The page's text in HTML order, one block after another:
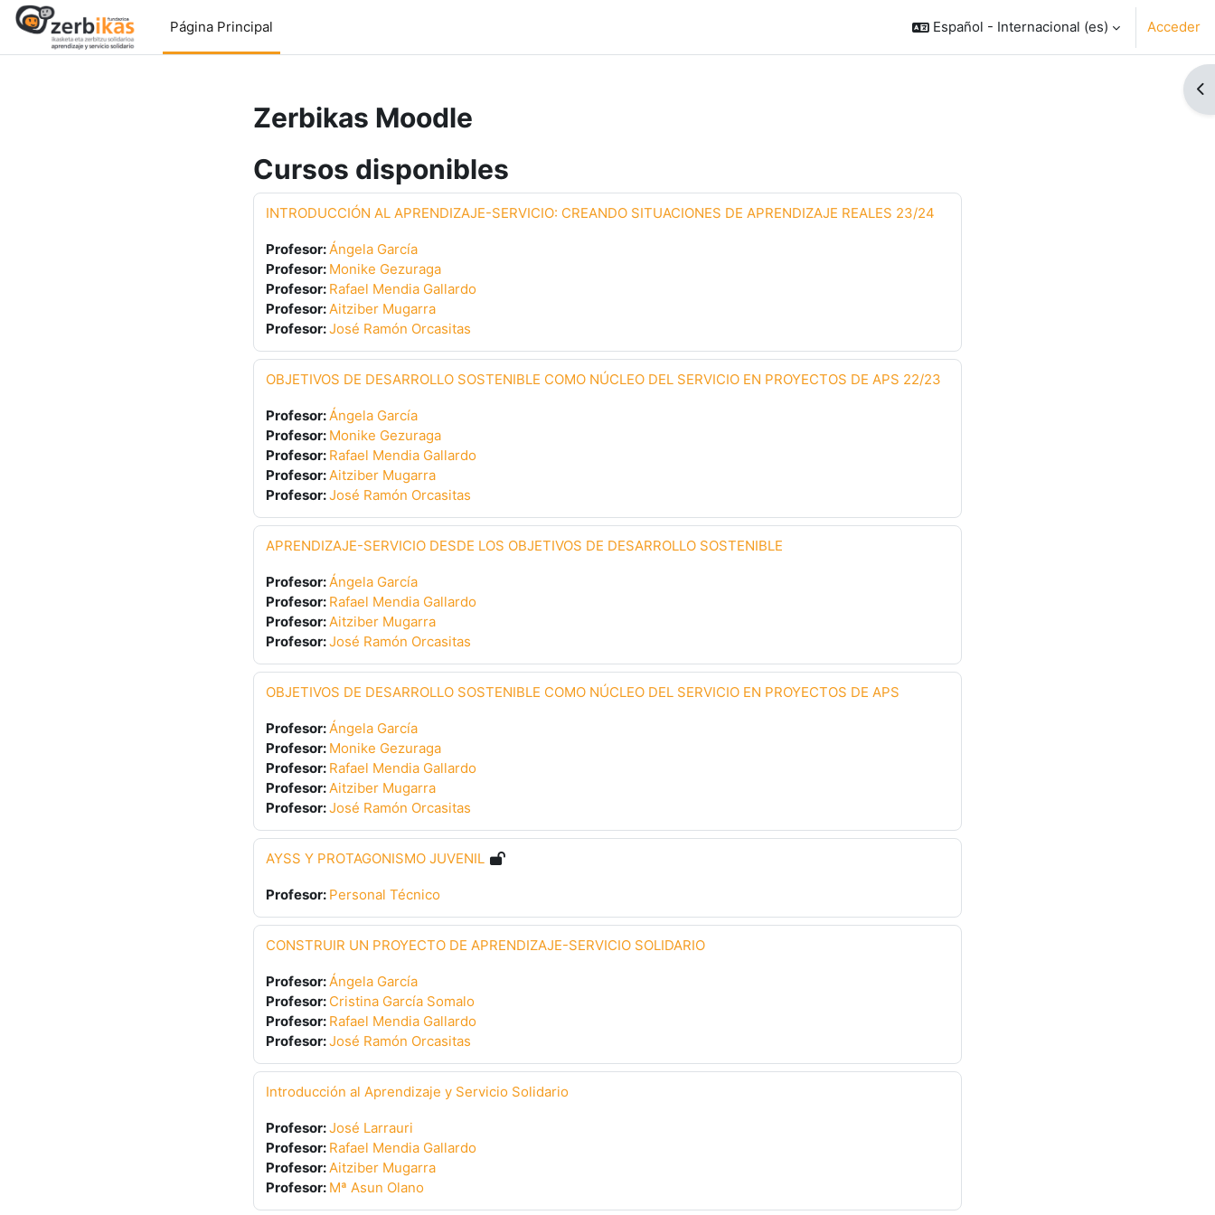
Salta al contenido principal
Página Principal
Español - Internacional ‎(es)‎ Acceder
Zerbikas Moodle
Cursos disponibles
INTRODUCCIÓN AL APRENDIZAJE-SERVICIO: CREANDO SITUACIONES DE APRENDIZAJE REALES 23/24
Profesor:Ángela García
Profesor: Monike Gezuraga
Profesor: Rafael Mendia Gallardo
Profesor:Aitziber Mugarra
Profesor:José Ramón Orcasitas
OBJETIVOS DE DESARROLLO SOSTENIBLE COMO NÚCLEO DEL SERVICIO EN PROYECTOS DE APS 22/23
Profesor:Ángela García
Profesor: Monike Gezuraga
Profesor: Rafael Mendia Gallardo
Profesor:Aitziber Mugarra
Profesor:José Ramón Orcasitas
APRENDIZAJE-SERVICIO DESDE LOS OBJETIVOS DE DESARROLLO SOSTENIBLE
Profesor:Ángela García
Profesor: Rafael Mendia Gallardo
Profesor:Aitziber Mugarra
Profesor:José Ramón Orcasitas
OBJETIVOS DE DESARROLLO SOSTENIBLE COMO NÚCLEO DEL SERVICIO EN PROYECTOS DE APS
Profesor:Ángela García
Profesor: Monike Gezuraga
Profesor: Rafael Mendia Gallardo
Profesor:Aitziber Mugarra
Profesor:José Ramón Orcasitas
AYSS Y PROTAGONISMO JUVENIL
Profesor: Personal Técnico
CONSTRUIR UN PROYECTO DE APRENDIZAJE-SERVICIO SOLIDARIO
Profesor:Ángela García
Profesor: Cristina García Somalo
Profesor: Rafael Mendia Gallardo
Profesor:José Ramón Orcasitas
Introducción al Aprendizaje y Servicio Solidario
Profesor:José Larrauri
Profesor: Rafael Mendia Gallardo
Profesor:Aitziber Mugarra
Profesor: Mª Asun Olano